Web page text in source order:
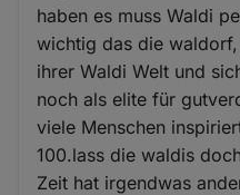
haben es muss Waldi
wichtig das die
ihrer Waldi Welt und
noch als elite für
viele Menschen
100.lass die waldis
Zeit hat irgendwas